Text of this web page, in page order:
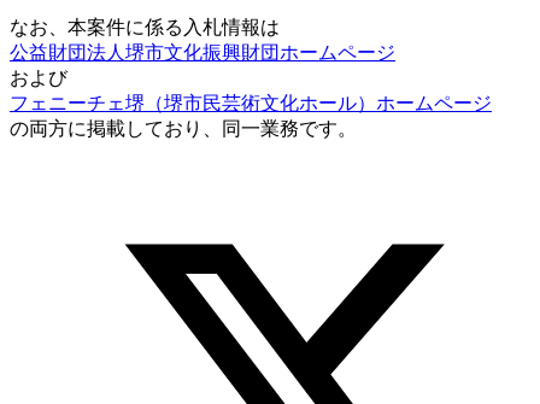
なお、本案件に係る入札情報は
公益財団法人堺市文化振興財団ホームページ
および
フェニーチェ堺（堺市民芸術文化ホール）ホームページ
の両方に掲載しており、同一業務です。